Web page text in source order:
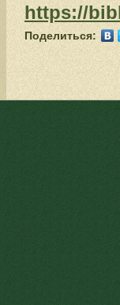
https://
Поделиться: